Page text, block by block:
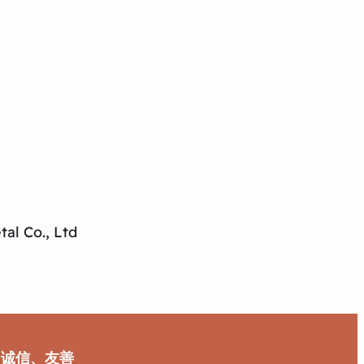
Co., Ltd
信、友善